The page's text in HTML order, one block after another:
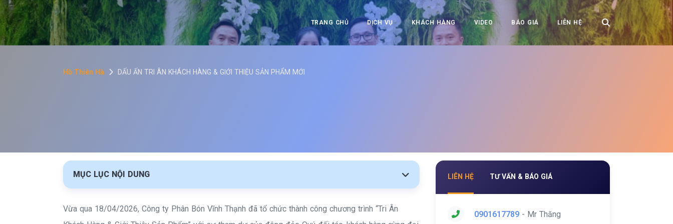
T
ổ
Ch
n
Đà
Lạt
TRANG CHỦ DỊCH VỤ KHÁCH HÀNG VIDEO BÁO GIÁ LIÊN HỆ
Hồ Thiên Hà DẤU ẤN TRI ÂN KHÁCH HÀNG & GIỚI THIỆU SẢN PHẨM MỚI
MỤC LỤC NỘI DUNG
Vừa qua 18/04/2026, Công ty Phân Bón Vĩnh Thạnh đã tổ chức thành công chương trình “Tri Ân
LIÊN HỆ TƯ VẤN & BÁO GIÁ
0901617789 - Mr Thăng